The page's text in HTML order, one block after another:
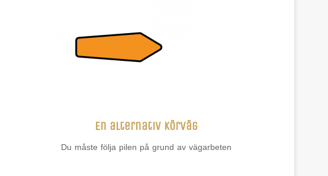
En alternativ körväg
Du måste följa pilen på grund av vägarbeten